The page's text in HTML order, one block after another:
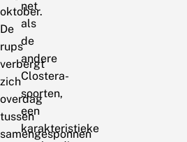
oktober.
De
rups
verbergt
zich
overdag
tussen
samengesponnen
net
als
de
andere
Clostera-
soorten,
een
karakteristieke